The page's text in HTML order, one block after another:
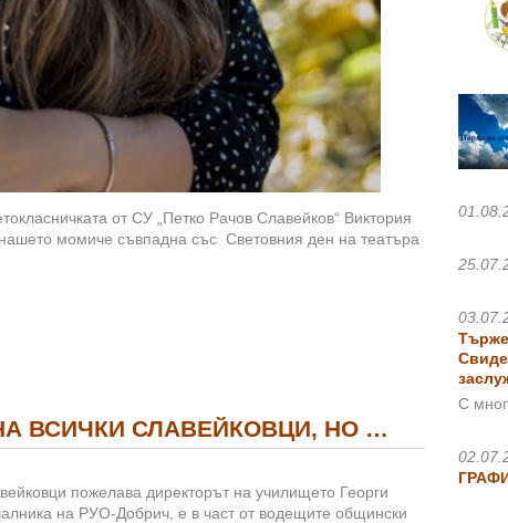
от СУ „Петко Рачов Славейков“ Виктория
момиче съвпадна със Световния ден на театъра
ВСИЧКИ СЛАВЕЙКОВЦИ, НО …
пожелава директорът на училището Георги
на РУО-Добрич, е в част от водещите общински
С